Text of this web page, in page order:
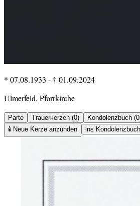
* 07.08.1933 - † 01.09.2024
Ulmerfeld, Pfarrkirche
Parte Trauerkerzen (0)
Kondolenzbuch
🕯️ Neue Kerze anzünden ins